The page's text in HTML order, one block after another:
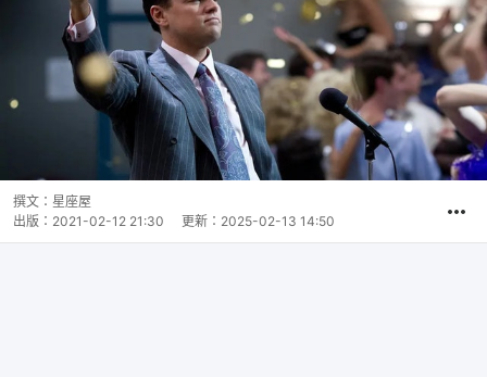
撰文： 星座屋
出版： 2021-02-12 21:30 更新： 2025-02-13 14:50